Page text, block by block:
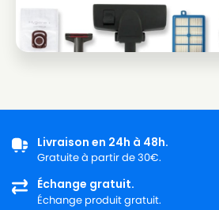
STARMIX
STARMIX ISPiPulse
STARMIX
STARMIX ISPiPulse
STARMIX
STARMIX ISPiPulse
STARMIX
STARMIX NT9 ES-1035
STARMIX
STARMIX NT9-1035
Livraison en 24h à 48h.
Gratuite à partir de 30€.
Échange gratuit.
Échange produit gratuit.